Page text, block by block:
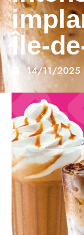
Île-
14/11/2025